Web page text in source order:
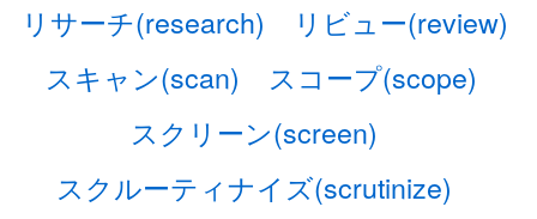
リサーチ(research)
リビュー(review)
スキャン(scan)
スコープ(scope)
スクリーン(screen)
スクルーティナイズ(scrutinize)